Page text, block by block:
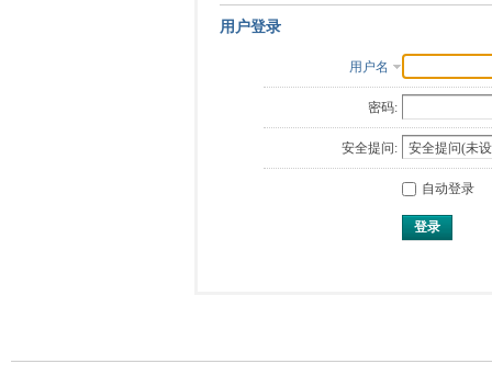
用户登录
用户名
密码:
安全提问:
自动登录
登录